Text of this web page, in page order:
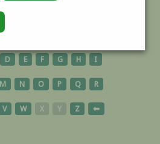
D E F G H I
M N O P Q R
V W X Y Z ⬅